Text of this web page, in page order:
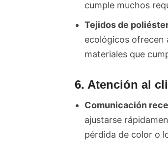
cumple muchos
Tejidos de
ecológicos ofrecen
materiales que
6. Atención al
Comunicación
ajustarse
pérdida de color o